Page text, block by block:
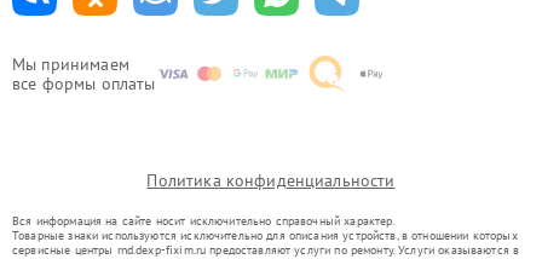
Мы принимаем
все формы оплаты
Политика конфиденциальности
Вся информация на сайте носит исключительно справочный характер.
Товарные знаки используются исключительно для описания устройств, в отношении которых
сервисные центры rnd.dexp-fixim.ru предоставляют услуги по ремонту. Услуги оказываются в